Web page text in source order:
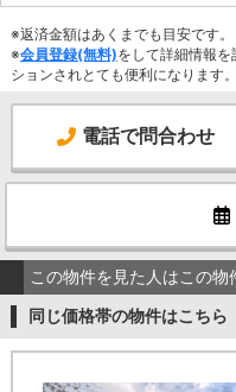
※返済金額はあくまでも目安です。
※会員登録(無料)をして詳細情報
ションされとても便利になります。
電話で問合わせ
この物件を見た人はこの物
同じ価格帯の物件はこちら